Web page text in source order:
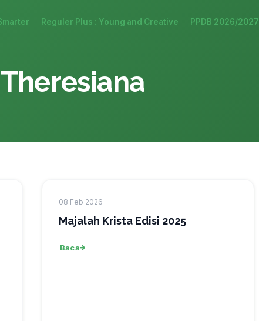
Reguler Plus : Young and Creative PPDB 2026/2027
08 Feb 2026
Majalah Krista Edisi 2025
Baca